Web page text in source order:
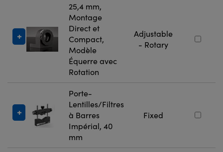
25,4 mm,
Montage
Direct et
Compact,
Modèle
Équerre avec
Rotation
Adjustable
- Rotary
Porte-
Lentilles/Filtres
à Barres
Impérial, 40
mm
Fixed